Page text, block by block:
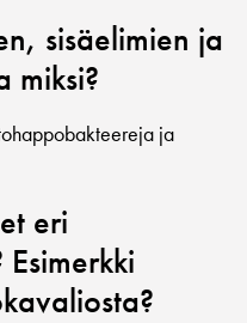
sisäelimien ja
miksi?
ja
eri